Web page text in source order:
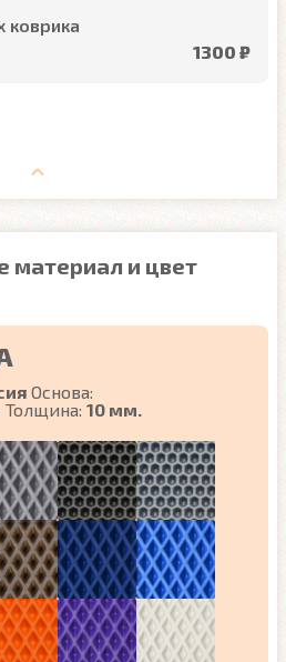
коврика
1300 ₽
материал и цвет
Основа:
Толщина: 10 мм.